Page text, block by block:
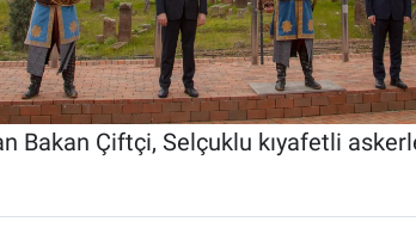
Bakan Çiftçi, Selçuklu kıyafetli